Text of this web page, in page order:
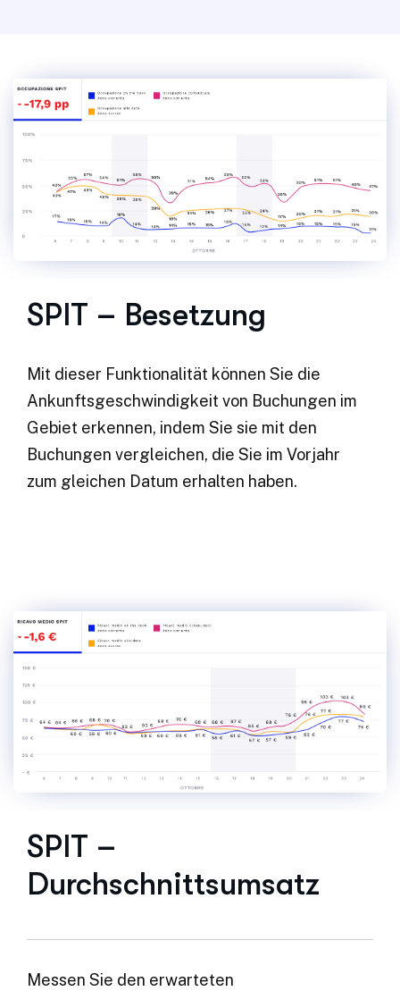
SPIT – Besetzung
Mit dieser Funktionalität können Sie die
Ankunftsgeschwindigkeit von Buchungen im
Gebiet erkennen, indem Sie sie mit den
Buchungen vergleichen, die Sie im Vorjahr
zum gleichen Datum erhalten haben.
SPIT –
Durchschnittsumsatz
Messen Sie den erwarteten